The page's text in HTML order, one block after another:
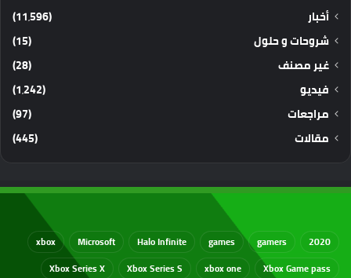
أخبار
(11٬596)
شروحات و حلول
(15)
غير مصنف
(28)
فيديو
(1٬242)
مراجعات
(97)
مقالات
(445)
2020
gamers
games
Halo Infinite
Microsoft
xbox
Xbox Game pass
xbox one
Xbox Series S
Xbox Series X